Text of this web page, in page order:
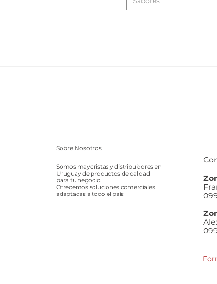
Sobre Nosotros
Somos mayoristas y distribuidores en
Uruguay de productos de calidad
para tu negocio.
Ofrecemos soluciones comerciales
adaptadas a todo el país.